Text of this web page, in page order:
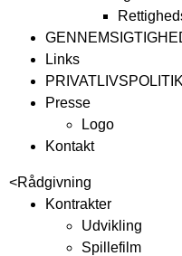
Links
PRIVATLIVSPOLITIK
Presse
Logo
Kontakt
<Rådgivning
Kontrakter
Udvikling
Spillefilm